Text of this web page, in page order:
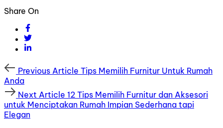
Share On
Previous
Article
Previous Article Tips Memilih Furnitur Untuk Rumah
Anda
Next
Article
Next Article 12 Tips Memilih Furnitur dan Aksesori
untuk Menciptakan Rumah Impian Sederhana tapi
Elegan